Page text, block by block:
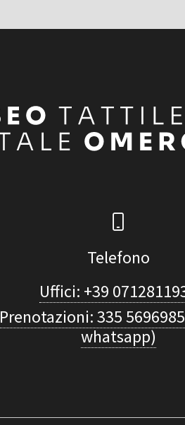
Telefono
Uffici: +39
Prenotazioni: 335
whatsapp)